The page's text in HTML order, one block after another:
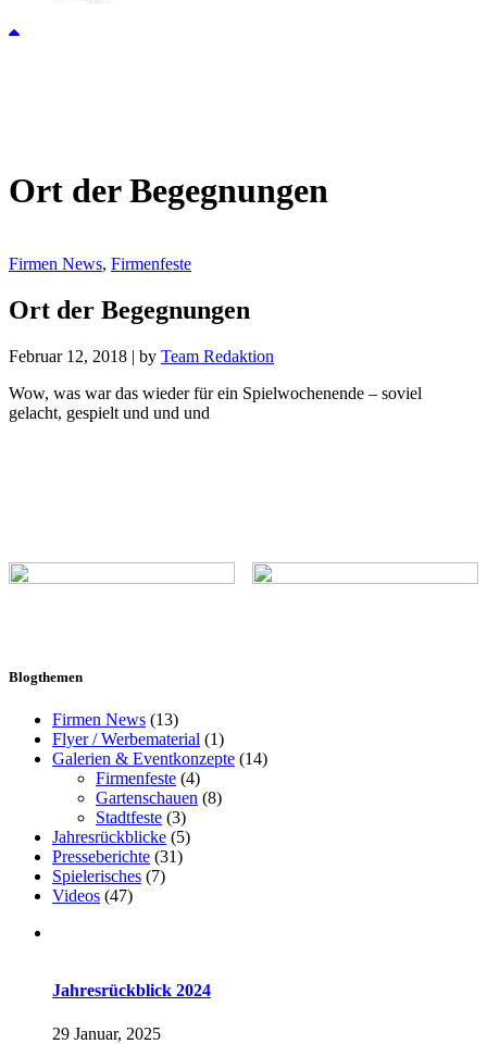
Ort der Begegnungen
Firmen News, Firmenfeste
Ort der Begegnungen
Februar 12, 2018 | by Team Redaktion
Wow, was war das wieder für ein Spielwochenende – soviel
gelacht, gespielt und und und
Blogthemen
Firmen News (13)
Flyer / Werbematerial (1)
Galerien & Eventkonzepte (14)
Firmenfeste (4)
Gartenschauen (8)
Stadtfeste (3)
Jahresrückblicke (5)
Presseberichte (31)
Spielerisches (7)
Videos (47)
Jahresrückblick 2024
29 Januar, 2025